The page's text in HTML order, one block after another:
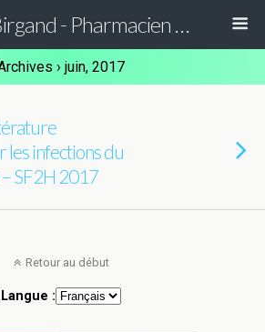
Gabriel Birgand - Pharmacien Hygiéniste - Epidémiologiste
› juin, 2017
infections du
SF2H 2017
Retour au début
Langue :